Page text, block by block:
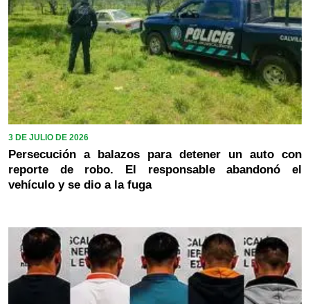
3 DE JULIO DE 2026
Persecución a balazos para detener un auto con
reporte de robo. El responsable abandonó el
vehículo y se dio a la fuga